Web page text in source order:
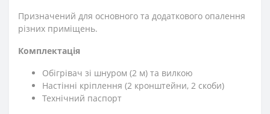
Призначений для основного та додаткового опалення
різних приміщень.
Комплектація
Обігрівач зі шнуром (2 м) та вилкою
Настінні кріплення (2 кронштейни, 2 скоби)
Технічний паспорт